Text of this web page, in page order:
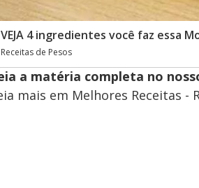
VEJA 4 ingredientes você faz essa
Receitas de Pesos
a matéria completa no
mais em Melhores Receitas -